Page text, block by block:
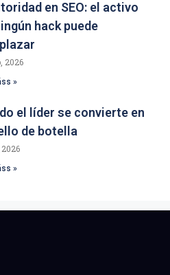
en SEO: el activo
hack puede
2026
»
el líder se convierte en
de botella
»